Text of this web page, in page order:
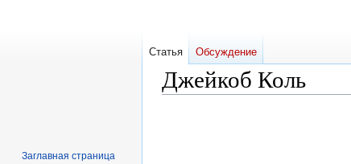
Джейкоб Коль
Статья Обсуждение
Заглавная страница